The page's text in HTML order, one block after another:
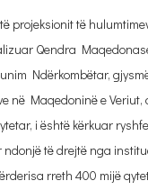
projeksionit të
Qendra
Ndërkombëtar,
në Maqedoninë e Veriut,
i është kërkuar
ndonjë të drejtë nga
rreth 400 mijë